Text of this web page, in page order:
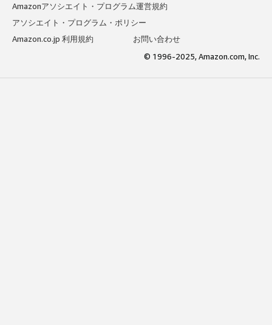
Amazonアソシエイト・プログラム運営規約
アソシエイト・プログラム・ポリシー
Amazon.co.jp 利用規約
お問い合わせ
© 1996-2025, Amazon.com, Inc.